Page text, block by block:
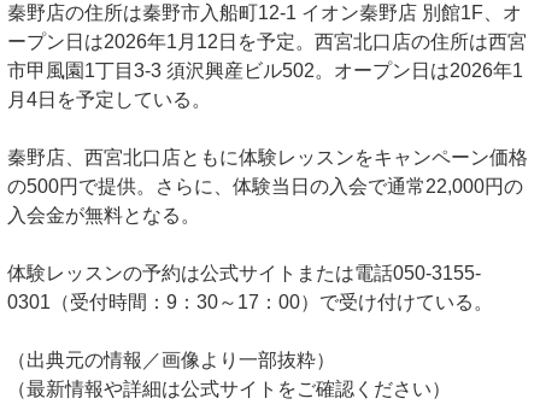
秦野店の住所は秦野市入船町12-1 イオン秦野店 別館1F、オ
ープン日は2026年1月12日を予定。西宮北口店の住所は西宮
市甲風園1丁目3-3 須沢興産ビル502。オープン日は2026年1
月4日を予定している。
秦野店、西宮北口店ともに体験レッスンをキャンペーン価格
の500円で提供。さらに、体験当日の入会で通常22,000円の
入会金が無料となる。
体験レッスンの予約は公式サイトまたは電話050-3155-
0301（受付時間：9：30～17：00）で受け付けている。
（出典元の情報／画像より一部抜粋）
（最新情報や詳細は公式サイトをご確認ください）